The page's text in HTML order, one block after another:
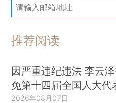
推荐阅读
因严重违纪违法 李云
免第十四届全国人大代
2026年08月07日